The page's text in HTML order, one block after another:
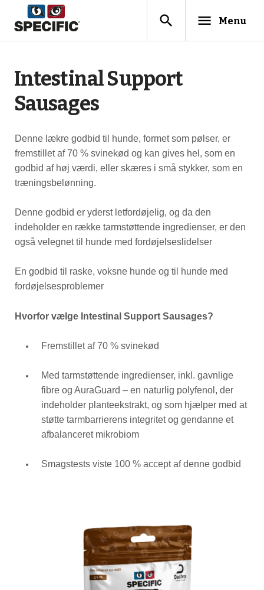
search menu Menu
Intestinal Support
Sausages
Denne lækre godbid til hunde, formet som pølser, er
fremstillet af 70 % svinekød og kan gives hel, som en
godbid af høj værdi, eller skæres i små stykker, som en
træningsbelønning.
Denne godbid er yderst letfordøjelig, og da den
indeholder en række tarmstøttende ingredienser, er den
også velegnet til hunde med fordøjelseslidelser
En godbid til raske, voksne hunde og til hunde med
fordøjelsesproblemer
Hvorfor vælge Intestinal Support Sausages?
Fremstillet af 70 % svinekød
Med tarmstøttende ingredienser, inkl. gavnlige
fibre og AuraGuard – en naturlig polyfenol, der
indeholder planteekstrakt, og som hjælper med at
støtte tarmbarrierens integritet og gendanne et
afbalanceret mikrobiom
Smagstests viste 100 % accept af denne godbid